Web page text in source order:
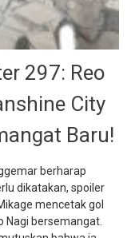
297: Reo
City
Baru!
berharap
dikatakan, spoiler
mencetak gol
Nagi bersemangat.